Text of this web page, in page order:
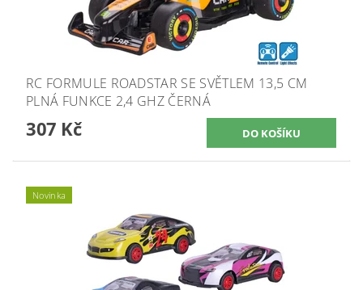
RC FORMULE ROADSTAR SE SVĚTLEM 13,5 CM
PLNÁ FUNKCE 2,4 GHZ ČERNÁ
307 Kč
Novinka